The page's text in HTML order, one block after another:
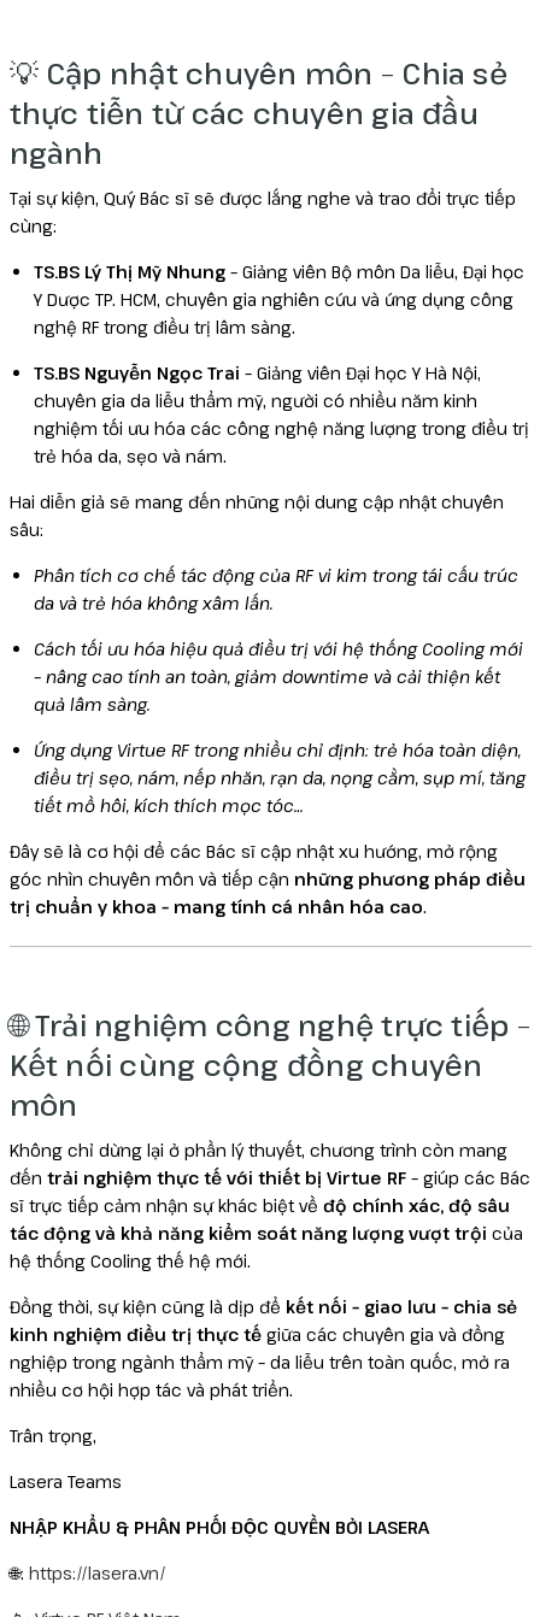
💡 Cập nhật chuyên môn – Chia sẻ
thực tiễn từ các chuyên gia đầu
ngành
Tại sự kiện, Quý Bác sĩ sẽ được lắng nghe và trao đổi trực tiếp
cùng:
TS.BS Lý Thị Mỹ Nhung– Giảng viên Bộ môn Da liễu, Đại học
Y Dược TP. HCM, chuyên gia nghiên cứu và ứng dụng công
nghệ RF trong điều trị lâm sàng.
TS.BS Nguyễn Ngọc Trai – Giảng viên Đại học Y Hà Nội,
chuyên gia da liễu thẩm mỹ, người có nhiều năm kinh
nghiệm tối ưu hóa các công nghệ năng lượng trong điều trị
trẻ hóa da, sẹo và nám.
Hai diễn giả sẽ mang đến những nội dung cập nhật chuyên
sâu:
Phân tích cơ chế tác động của RF vi kim trong tái cấu trúc
da và trẻ hóa không xâm lấn.
Cách tối ưu hóa hiệu quả điều trị với hệ thống Cooling mới
– nâng cao tính an toàn, giảm downtime và cải thiện kết
quả lâm sàng.
Ứng dụng Virtue RF trong nhiều chỉ định: trẻ hóa toàn diện,
điều trị sẹo, nám, nếp nhăn, rạn da, nọng cằm, sụp mí, tăng
tiết mồ hôi, kích thích mọc tóc…
Đây sẽ là cơ hội để các Bác sĩ cập nhật xu hướng, mở rộng
góc nhìn chuyên môn và tiếp cận những phương pháp điều
trị chuẩn y khoa – mang tính cá nhân hóa cao.
🌐 Trải nghiệm công nghệ trực tiếp –
Kết nối cùng cộng đồng chuyên
môn
Không chỉ dừng lại ở phần lý thuyết, chương trình còn mang
đến trải nghiệm thực tế với thiết bị Virtue RF– giúp các Bác
sĩ trực tiếp cảm nhận sự khác biệt về độ chính xác, độ sâu
tác động và khả năng kiểm soát năng lượng vượt trội của
hệ thống Cooling thế hệ mới.
Đồng thời, sự kiện cũng là dịp để kết nối – giao lưu – chia sẻ
kinh nghiệm điều trị thực tếgiữa các chuyên gia và đồng
nghiệp trong ngành thẩm mỹ – da liễu trên toàn quốc, mở ra
nhiều cơ hội hợp tác và phát triển.
Trân trọng,
Lasera Teams
NHẬP KHẨU & PHÂN PHỐI ĐỘC QUYỀN BỞI LASERA
🌐: https://lasera.vn/